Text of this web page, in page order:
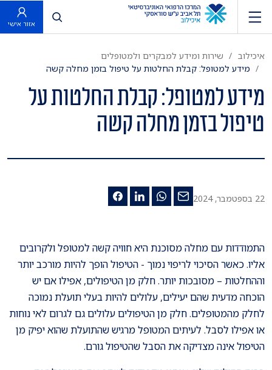
פתח חיפוש
אזור אישי
איכילוב
שירות ומידע למבקרים ולמטופלים
מידע למטופל: קבלת החלטות על טיפול בזמן מחלה קשה
מידע למטופל: קבלת החלטות על
טיפול בזמן מחלה קשה
22 בספטמבר, 2024
התמודדות עם מחלה מסוכנת היא חוויה קשה למטופל ולקרובים
אליו. כאשר הסיכוי לריפוי נמוך - הטיפול הופך להיות מורכב יותר
וההחלטות – מסובכות יותר. חלק מן הטיפולים, אפילו אם יש
הוכחה מדעית שהם יעילים, עלולים להיות בעלי תועלת נמוכה
לחלק מהמטופלים. חלק מן הטיפולים עלולים גם לגרום לאי נוחות
או אפילו לסבל. לעיתים המטופל מרגיש שהתועלת שהוא יפיק מן
הטיפול אינה מצדיקה את הסבל שהטיפול גורם.